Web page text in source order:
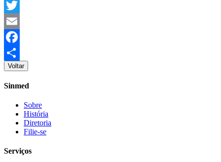
WhatsApp
Twitter
Email
Facebook
Share
Voltar
Sinmed
Sobre
História
Diretoria
Filie-se
Serviços